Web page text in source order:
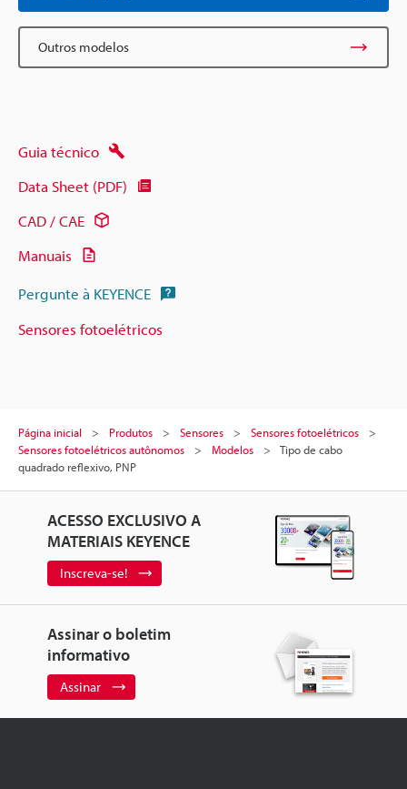
Outros modelos
Guia técnico
Data Sheet (PDF)
CAD / CAE
Manuais
Pergunte à KEYENCE
Sensores fotoelétricos
Página inicial Produtos Sensores
Sensores fotoelétricos
Sensores fotoelétricos autônomos
Modelos
Tipo de cabo
quadrado reflexivo, PNP
ACESSO EXCLUSIVO A
MATERIAIS KEYENCE
Inscreva-se!
Assinar o boletim
informativo
Assinar